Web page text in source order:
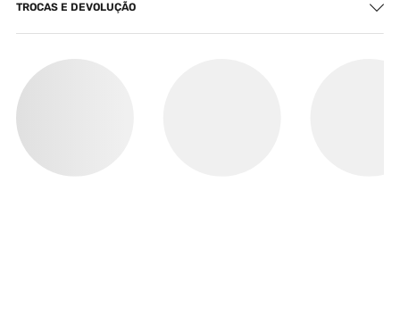
TROCAS E DEVOLUÇÃO